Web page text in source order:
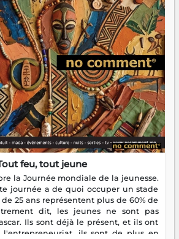
feu, tout jeune
la Journée mondiale de la jeunesse.
journée a de quoi occuper un stade
25 ans représentent plus de 60% de
dit, les jeunes ne sont pas
Ils sont déjà le présent, et ils ont
l'entrepreneuriat, ils sont de plus en